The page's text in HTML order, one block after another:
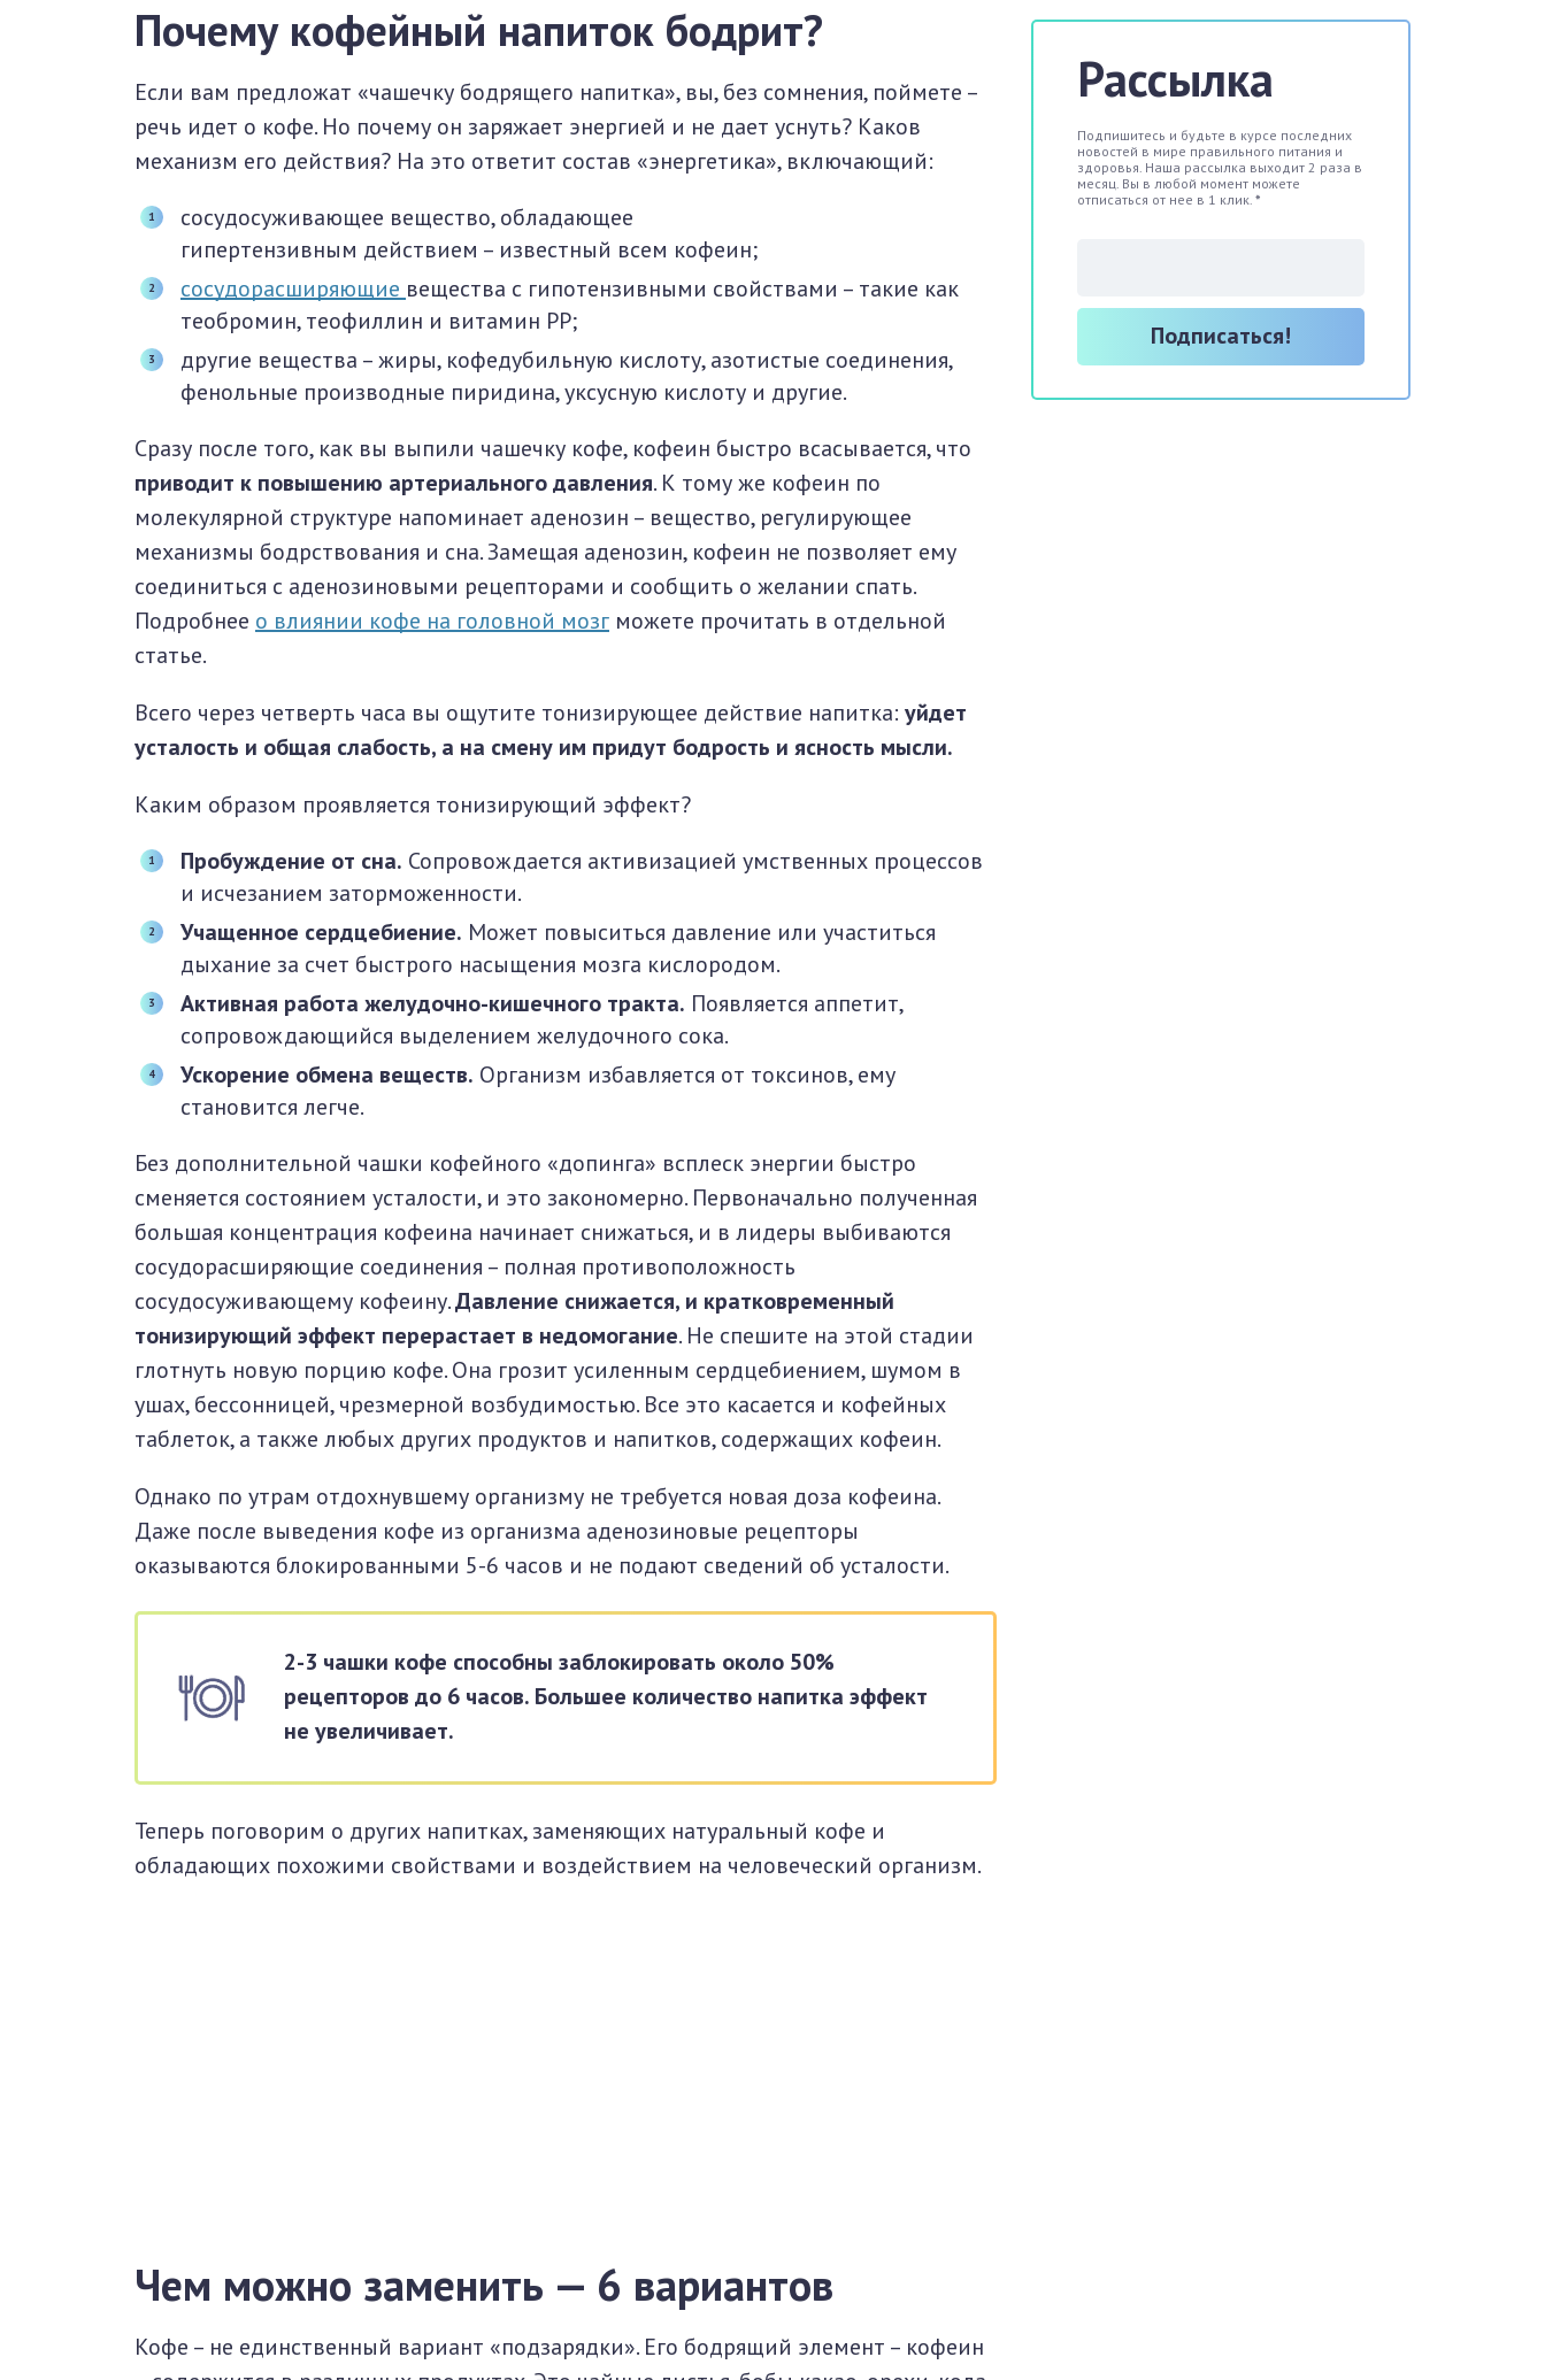
Почему кофейный напиток бодрит?
Если вам предложат «чашечку бодрящего напитка», вы, без сомнения, поймете –
речь идет о кофе. Но почему он заряжает энергией и не дает уснуть? Каков
механизм его действия? На это ответит состав «энергетика», включающий:
сосудосуживающее вещество, обладающее
гипертензивным действием – известный всем кофеин;
сосудорасширяющие вещества с гипотензивными свойствами – такие как
теобромин, теофиллин и витамин PP;
другие вещества – жиры, кофедубильную кислоту, азотистые соединения,
фенольные производные пиридина, уксусную кислоту и другие.
Сразу после того, как вы выпили чашечку кофе, кофеин быстро всасывается, что
приводит к повышению артериального давления. К тому же кофеин по
молекулярной структуре напоминает аденозин – вещество, регулирующее
механизмы бодрствования и сна. Замещая аденозин, кофеин не позволяет ему
соединиться с аденозиновыми рецепторами и сообщить о желании спать.
Подробнее о влиянии кофе на головной мозг можете прочитать в отдельной
статье.
Всего через четверть часа вы ощутите тонизирующее действие напитка: уйдет
усталость и общая слабость, а на смену им придут бодрость и ясность мысли.
Каким образом проявляется тонизирующий эффект?
Пробуждение от сна. Сопровождается активизацией умственных процессов
и исчезанием заторможенности.
Учащенное сердцебиение. Может повыситься давление или участиться
дыхание за счет быстрого насыщения мозга кислородом.
Активная работа желудочно-кишечного тракта. Появляется аппетит,
сопровождающийся выделением желудочного сока.
Ускорение обмена веществ. Организм избавляется от токсинов, ему
становится легче.
Без дополнительной чашки кофейного «допинга» всплеск энергии быстро
сменяется состоянием усталости, и это закономерно. Первоначально полученная
большая концентрация кофеина начинает снижаться, и в лидеры выбиваются
сосудорасширяющие соединения – полная противоположность
сосудосуживающему кофеину.Давление снижается, и кратковременный
тонизирующий эффект перерастает в недомогание. Не спешите на этой стадии
глотнуть новую порцию кофе. Она грозит усиленным сердцебиением, шумом в
ушах, бессонницей, чрезмерной возбудимостью. Все это касается и кофейных
таблеток, а также любых других продуктов и напитков, содержащих кофеин.
Однако по утрам отдохнувшему организму не требуется новая доза кофеина.
Даже после выведения кофе из организма аденозиновые рецепторы
оказываются блокированными 5-6 часов и не подают сведений об усталости.
2-3 чашки кофе способны заблокировать около 50%
рецепторов до 6 часов. Большее количество напитка эффект
не увеличивает.
Теперь поговорим о других напитках, заменяющих натуральный кофе и
обладающих похожими свойствами и воздействием на человеческий организм.
Чем можно заменить — 6 вариантов
Кофе – не единственный вариант «подзарядки». Его бодрящий элемент – кофеин
Рассылка
Подпишитесь и будьте в курсе последних
новостей в мире правильного питания и
здоровья. Наша рассылка выходит 2 раза в
месяц. Вы в любой момент можете
отписаться от нее в 1 клик. *